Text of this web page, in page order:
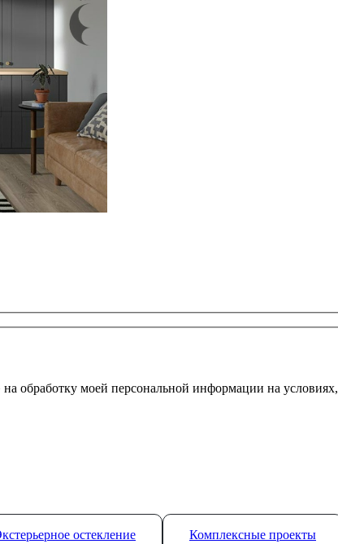
обработку моей персональной информации на
остекление Комплексные проекты